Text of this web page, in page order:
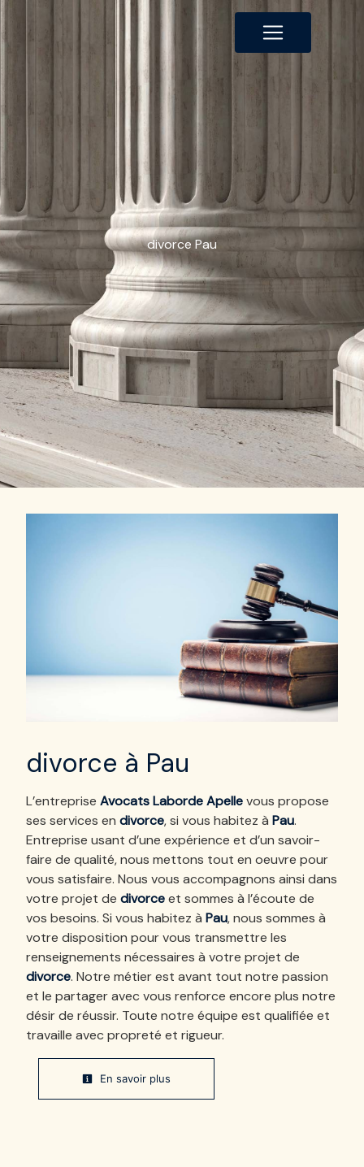
divorce Pau
divorce à Pau
L’entreprise Avocats Laborde Apellevous propose
ses services en divorce, si vous habitez à Pau.
Entreprise usant d’une expérience et d’un savoir-
faire de qualité, nous mettons tout en oeuvre pour
vous satisfaire. Nous vous accompagnons ainsi dans
votre projet de divorceet sommes à l’écoute de
vos besoins. Si vous habitez à Pau, nous sommes à
votre disposition pour vous transmettre les
renseignements nécessaires à votre projet de
divorce. Notre métier est avant tout notre passion
et le partager avec vous renforce encore plus notre
désir de réussir. Toute notre équipe est qualifiée et
travaille avec propreté et rigueur.
En savoir plus